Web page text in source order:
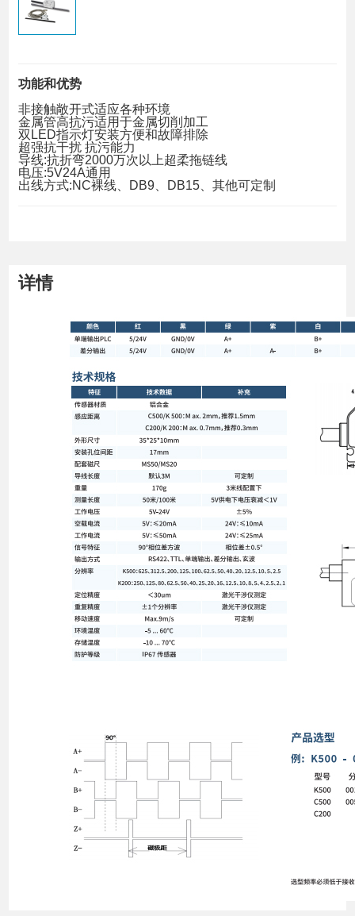
功能和优势
非接触敞开式适应各种环境
金属管高抗污适用于金属切削加工
双LED指示灯安装方便和故障排除
超强抗干扰 抗污能力
导线:抗折弯2000万次以上超柔拖链线
电压:5V24A通用
出线方式:NC裸线、DB9、DB15、其他可定制
详情